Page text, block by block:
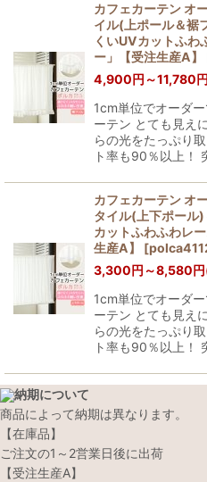
カフェカーテン オ
イル(上ポール＆裾
くいUVカットふわ
ー」【受注生産A】
4,900円 ～11,780円
1cm単位でオーダ
ーテン とても見え
らの光をたっぷり
ト率も90％以上！
カフェカーテン オ
タイル(上下ポール
カットふわふわレ
生産A】
[
3,300円 ～8,580円
1cm単位でオーダ
ーテン とても見え
らの光をたっぷり
ト率も90％以上！
納期について
商品によって納期は異なります。
【在庫品】
ご注文の1～2営業日後に出荷
【受注生産A】